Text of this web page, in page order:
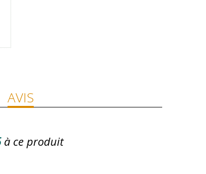
AVIS
à ce produit